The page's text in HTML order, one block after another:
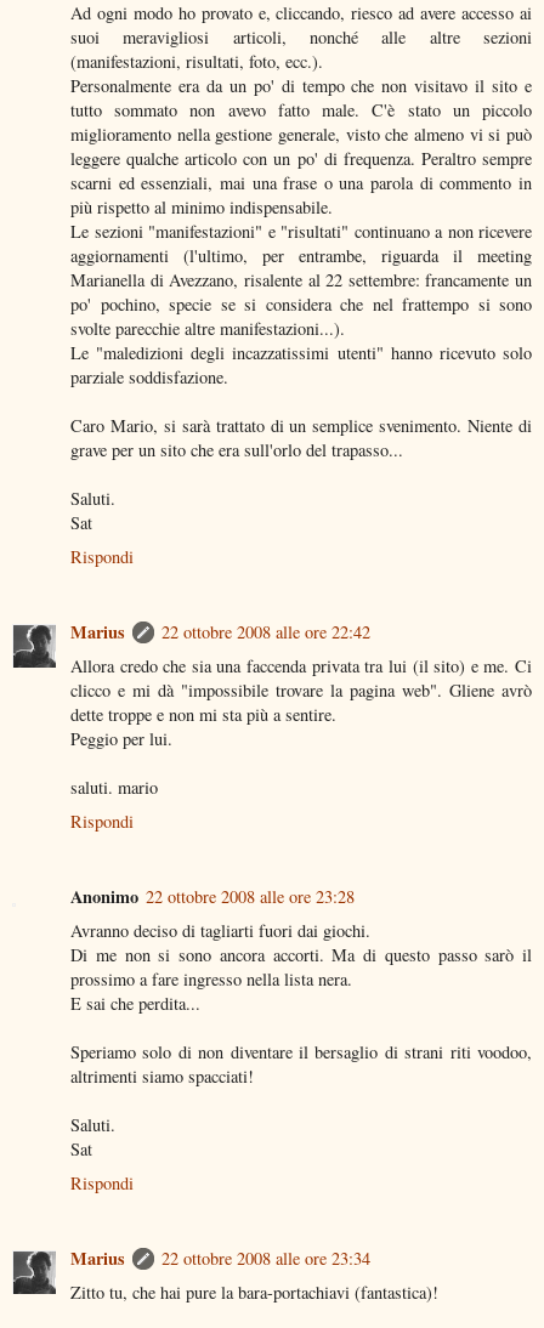
Ad ogni modo ho provato e, cliccando, riesco ad avere accesso ai
suoi meravigliosi articoli, nonché alle altre sezioni
(manifestazioni, risultati, foto, ecc.).
Personalmente era da un po' di tempo che non visitavo il sito e
tutto sommato non avevo fatto male. C'è stato un piccolo
miglioramento nella gestione generale, visto che almeno vi si può
leggere qualche articolo con un po' di frequenza. Peraltro sempre
scarni ed essenziali, mai una frase o una parola di commento in
più rispetto al minimo indispensabile.
Le sezioni "manifestazioni" e "risultati" continuano a non ricevere
aggiornamenti (l'ultimo, per entrambe, riguarda il meeting
Marianella di Avezzano, risalente al 22 settembre: francamente un
po' pochino, specie se si considera che nel frattempo si sono
svolte parecchie altre manifestazioni...).
Le "maledizioni degli incazzatissimi utenti" hanno ricevuto solo
parziale soddisfazione.
Caro Mario, si sarà trattato di un semplice svenimento. Niente di
grave per un sito che era sull'orlo del trapasso...
Saluti.
Sat
Rispondi
Marius
22 ottobre 2008 alle ore 22:42
Allora credo che sia una faccenda privata tra lui (il sito) e me. Ci
clicco e mi dà "impossibile trovare la pagina web". Gliene avrò
dette troppe e non mi sta più a sentire.
Peggio per lui.
saluti. mario
Rispondi
Anonimo 22 ottobre 2008 alle ore 23:28
Avranno deciso di tagliarti fuori dai giochi.
Di me non si sono ancora accorti. Ma di questo passo sarò il
prossimo a fare ingresso nella lista nera.
E sai che perdita...
Speriamo solo di non diventare il bersaglio di strani riti voodoo,
altrimenti siamo spacciati!
Saluti.
Sat
Rispondi
Marius
22 ottobre 2008 alle ore 23:34
Zitto tu, che hai pure la bara-portachiavi (fantastica)!